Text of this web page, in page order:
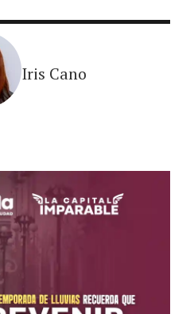
Iris Cano